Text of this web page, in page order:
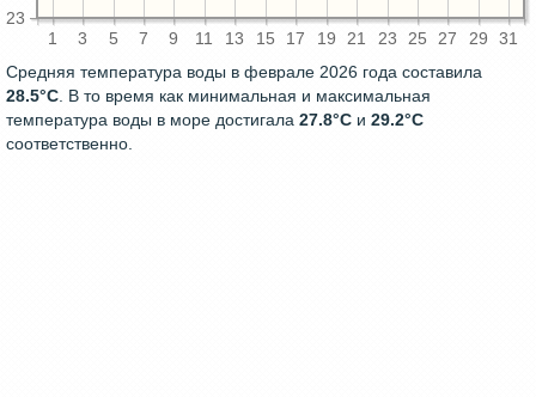
1 3 5 7 9 11 13 15 17 19 21 23 25 27 29 31
23
Средняя температура воды в феврале 2026 года составила
28.5°C. В то время как минимальная и максимальная
температура воды в море достигала 27.8°C и 29.2°C
соответственно.